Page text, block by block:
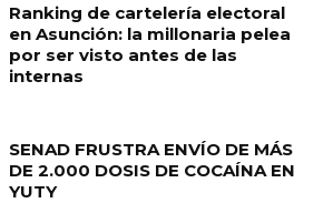
Ranking de cartelería electoral
en Asunción: la millonaria pelea
por ser visto antes de las
internas
SENAD FRUSTRA ENVÍO DE MÁS
DE 2.000 DOSIS DE COCAÍNA EN
YUTY